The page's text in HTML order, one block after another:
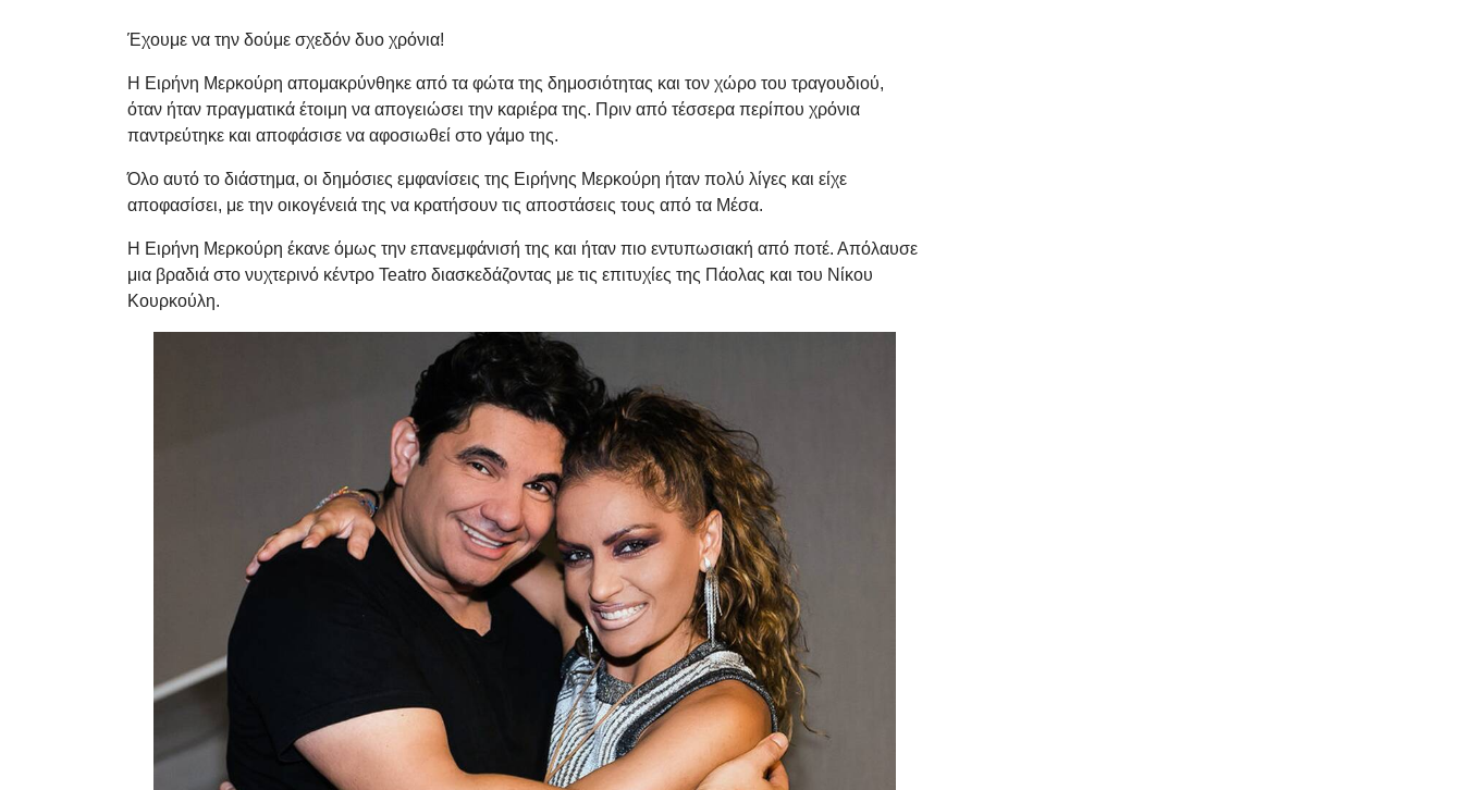
Έχουμε να την δούμε σχεδόν δυο χρόνια!
Η Ειρήνη Μερκούρη απομακρύνθηκε από τα φώτα της δημοσιότητας και τον χώρο του τραγουδιού,
όταν ήταν πραγματικά έτοιμη να απογειώσει την καριέρα της. Πριν από τέσσερα περίπου χρόνια
παντρεύτηκε και αποφάσισε να αφοσιωθεί στο γάμο της.
Όλο αυτό το διάστημα, οι δημόσιες εμφανίσεις της Ειρήνης Μερκούρη ήταν πολύ λίγες και είχε
αποφασίσει, με την οικογένειά της να κρατήσουν τις αποστάσεις τους από τα Μέσα.
Η Ειρήνη Μερκούρη έκανε όμως την επανεμφάνισή της και ήταν πιο εντυπωσιακή από ποτέ. Απόλαυσε
μια βραδιά στο νυχτερινό κέντρο Teatro διασκεδάζοντας με τις επιτυχίες της Πάολας και του Νίκου
Κουρκούλη.